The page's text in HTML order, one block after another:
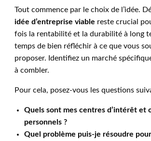
Tout commence par le choix de l’idée.
idée d’entreprise viable reste crucial
fois la rentabilité et la durabilité à long
temps de bien réfléchir à ce que vous
proposer. Identifiez un marché
à combler.
Pour cela, posez-vous les questions
Quels sont mes centres d’intérêt et
personnels ?
Quel problème puis-je résoudre